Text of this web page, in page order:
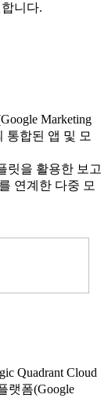
니다.
Marketing
통합된 앱 및 모
릿을 활용한 보고
연계한 다중 모
Quadrant Cloud
랫폼(Google